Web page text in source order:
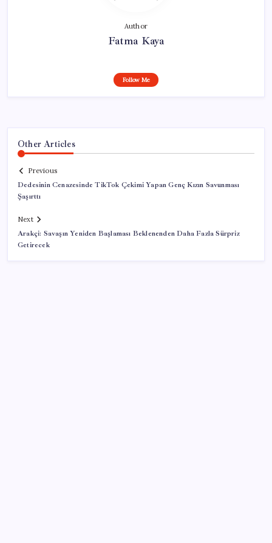
Author
Fatma Kaya
Follow Me
Other Articles
Previous
Dedesinin Cenazesinde TikTok Çekimi Yapan Genç Kızın Savunması
Şaşırttı
Next
Arakçi: Savaşın Yeniden Başlaması Beklenenden Daha Fazla Sürpriz
Getirecek